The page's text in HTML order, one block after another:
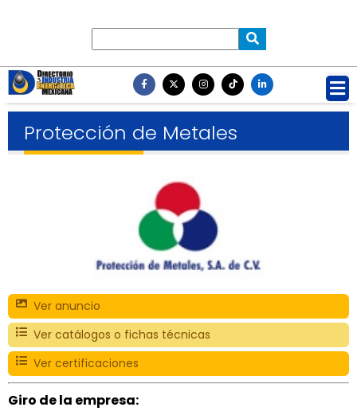
Protección de Metales
Ver anuncio
Ver catálogos o fichas técnicas
Ver certificaciones
Giro de la empresa: